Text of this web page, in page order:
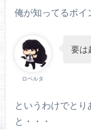
俺が知ってるポイ
ロベルタ
要は
というわけでと
と・・・